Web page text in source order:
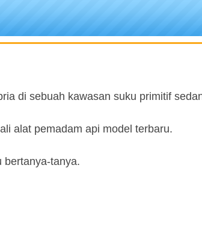
di sebuah kawasan suku primitif
alat pemadam api model terbaru.
bertanya-tanya.